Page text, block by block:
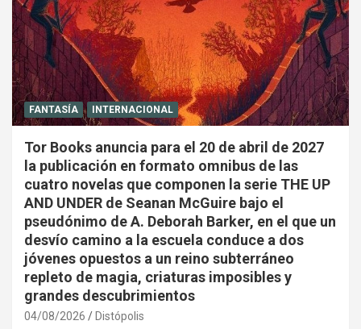
FANTASÍA INTERNACIONAL
Tor Books anuncia para el 20 de abril de 2027
la publicación en formato omnibus de las
cuatro novelas que componen la serie THE UP
AND UNDER de Seanan McGuire bajo el
pseudónimo de A. Deborah Barker, en el que un
desvío camino a la escuela conduce a dos
jóvenes opuestos a un reino subterráneo
repleto de magia, criaturas imposibles y
grandes descubrimientos
04/08/2026 Distópolis